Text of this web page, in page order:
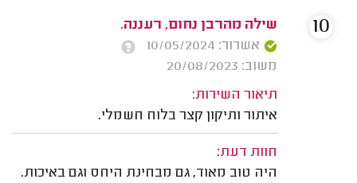
שילה מהרבן נחום, רעננה.
אשרור: 10/05/2024
משוב: 20/08/2023
תיאור השירות:
איתור ותיקון קצר בלוח חשמלי.
חוות דעת:
היה טוב מאוד, גם מבחינת היחס וגם באיכות.
10